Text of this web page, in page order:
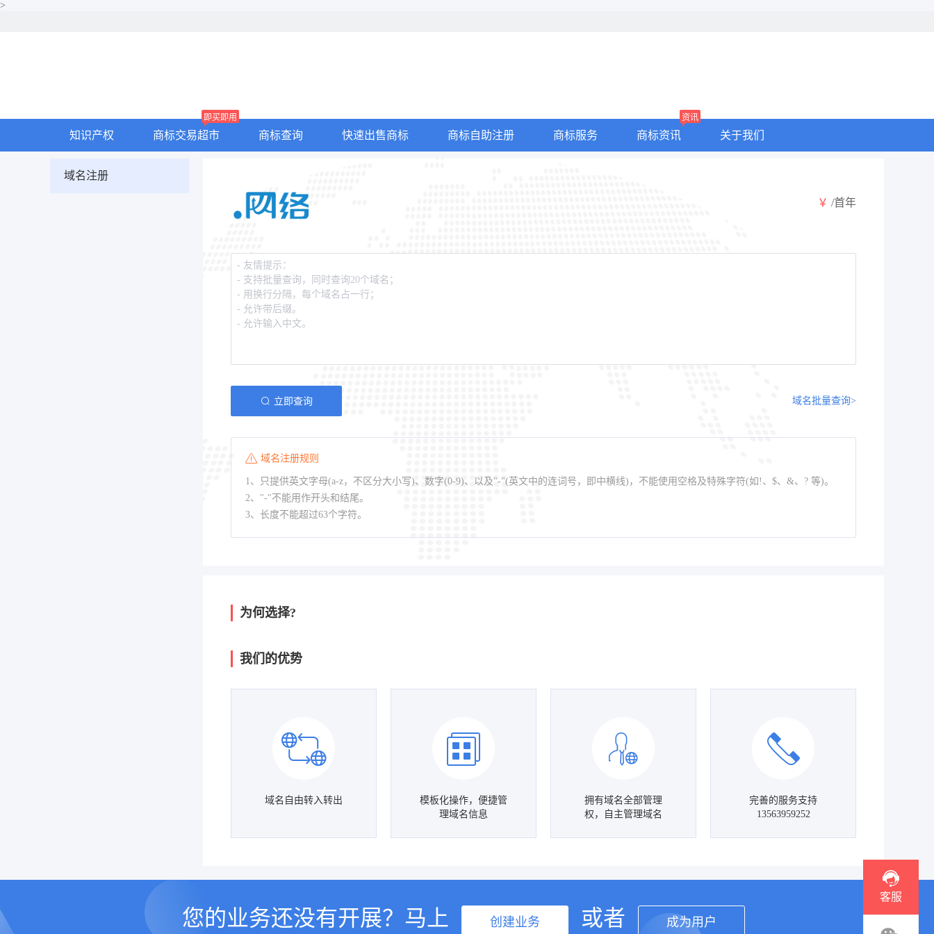
>
知识产权 商标交易超市
即买即用
商标查询 快速出售商标 商标自助注册 商标服务 商标资讯
资讯
关于我们
域名注册
￥ /首年
立即查询 域名批量查询>
域名注册规则
1、只提供英文字母(a-z，不区分大小写)、数字(0-9)、以及"-"(英文中的连词号，即中横线)，不能使用空格及特殊字符(如!、$、&、? 等)。
2、"-"不能用作开头和结尾。
3、长度不能超过63个字符。
为何选择?
我们的优势
域名自由转入转出
模板化操作，便捷管
理域名信息
拥有域名全部管理
权，自主管理域名
完善的服务支持
13563959252
您的业务还没有开展？马上 创建业务 或者 成为用户
客服